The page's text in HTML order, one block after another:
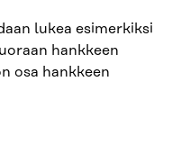
lukea esimerkiksi
hankkeen
osa hankkeen